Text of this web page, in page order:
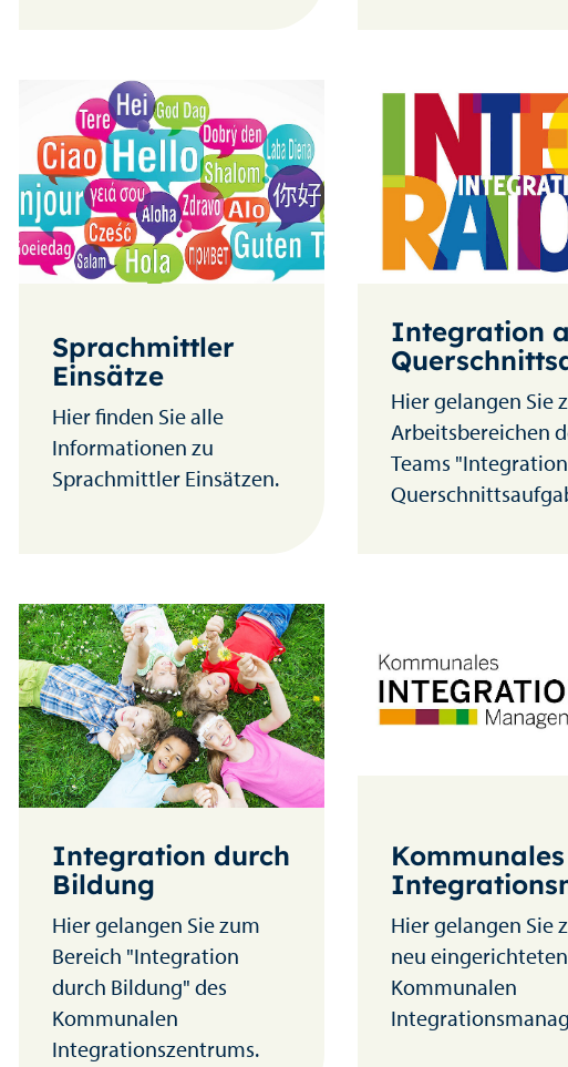
Sprachmittler
Einsätze
Hier finden Sie alle
Informationen zu
Sprachmittler Einsätzen.
Integration
Hier gelangen Sie
Arbeitsbereichen
Teams
Integration durch
Bildung
Hier gelangen Sie zum
Bereich "Integration
durch Bildung" des
Kommunalen
Integrationszentrums.
Kommunales
Hier gelangen Sie
neu eingerichteten
Kommunalen